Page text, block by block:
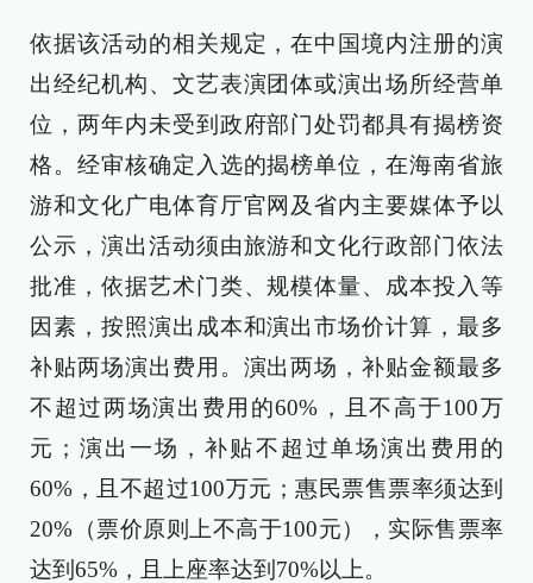
依据该活动的相关规定，在中国境内注册的演
出经纪机构、文艺表演团体或演出场所经营单
位，两年内未受到政府部门处罚都具有揭榜资
格。经审核确定入选的揭榜单位，在海南省旅
游和文化广电体育厅官网及省内主要媒体予以
公示，演出活动须由旅游和文化行政部门依法
批准，依据艺术门类、规模体量、成本投入等
因素，按照演出成本和演出市场价计算，最多
补贴两场演出费用。演出两场，补贴金额最多
不超过两场演出费用的60%，且不高于100万
元；演出一场，补贴不超过单场演出费用的
60%，且不超过100万元；惠民票售票率须达到
20%（票价原则上不高于100元），实际售票率
达到65%，且上座率达到70%以上。